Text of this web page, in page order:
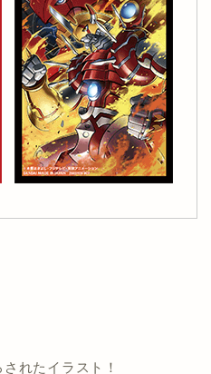
れたイラスト！